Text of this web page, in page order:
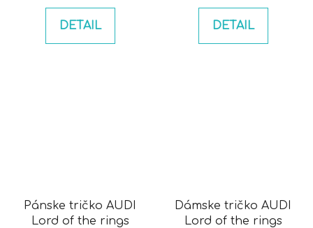
DETAIL DETAIL
Pánske tričko AUDI
Lord of the rings
Dámske tričko AUDI
Lord of the rings